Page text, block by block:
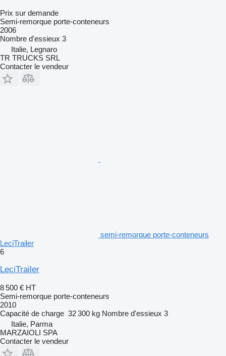
Prix sur demande
Semi-remorque porte-conteneurs
2006
Nombre d'essieux 3
Italie, Legnaro
TR TRUCKS SRL
Contacter le vendeur
semi-remorque porte-conteneurs
LeciTrailer
6
LeciTrailer
8 500 € HT
Semi-remorque porte-conteneurs
2010
Capacité de charge 32 300 kg Nombre d'essieux 3
Italie, Parma
MARZAIOLI SPA
Contacter le vendeur